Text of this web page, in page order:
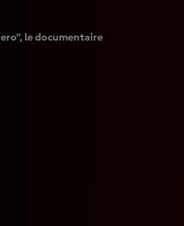
le documentaire